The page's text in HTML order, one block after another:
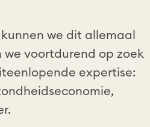
we dit allemaal
we voortdurend op zoek
expertise: